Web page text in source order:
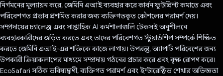
নির্গমনের মূল্যায়ন করে, জেমিনি এআই ব্যবহার করে কার্বন ফুটপ্রিন্ট কমাতে এবং
পরিবেশগত প্রভাব প্রশমিত করার জন্য ব্যক্তিগতকৃত কৌশলের পরামর্শ দেয়।
সম্প্রদায়ের চ্যালেঞ্জ এবং সাপ্তাহিক AI কর্মশালাগুলি টেকসই অনুশীলনে
ব্যবহারকারীদের জড়িত করতে এবং তাদের পরিবেশগত স্টুয়ার্ডশিপ সম্পর্কে শিক্ষিত
করতে জেমিনি এআই-এর শক্তিকে কাজে লাগায়। উপরন্তু, অ্যাপটি পরিবেশের জন্য
উপকারী ক্রিয়াকলাপের মাধ্যমে সম্প্রদায় গঠনের প্রচার করে এবং বৃক্ষ রোপণ করে।
EcoSafari সঠিক ভবিষ্যদ্বাণী, ব্যক্তিগত পরামর্শ এবং ইন্টারেক্টিভ শেখার অভিজ্ঞতা